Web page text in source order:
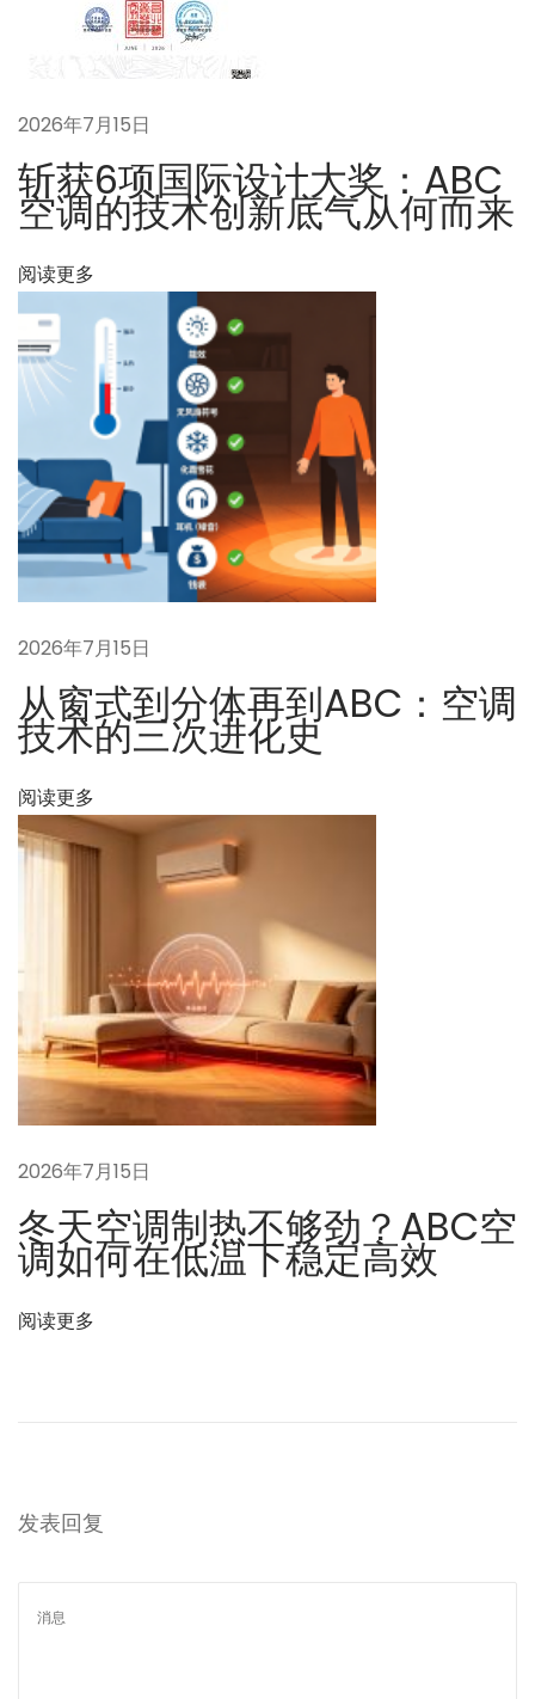
一
篇
文
章
：
题
1
2
5
：
操
作
界
面
好
吗
？
2026年7月15日
斩获6项国际设计大奖：ABC
空调的技术创新底气从何而来
阅读更多
2026年7月15日
从窗式到分体再到ABC：空调
技术的三次进化史
阅读更多
2026年7月15日
冬天空调制热不够劲？ABC空
调如何在低温下稳定高效
阅读更多
发表回复